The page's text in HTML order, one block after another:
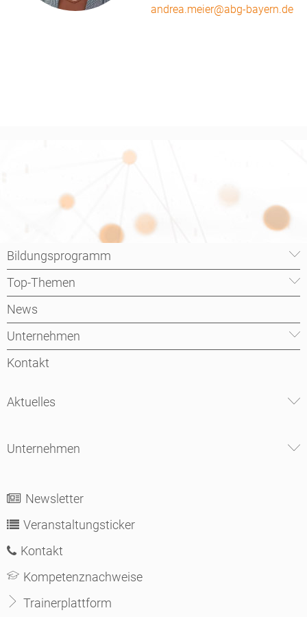
andrea.meier@abg-bayern.de
Bildungsprogramm
Top-Themen
News
Unternehmen
Kontakt
Aktuelles
Unternehmen
Newsletter
Veranstaltungsticker
Kontakt
Kompetenznachweise
Trainerplattform